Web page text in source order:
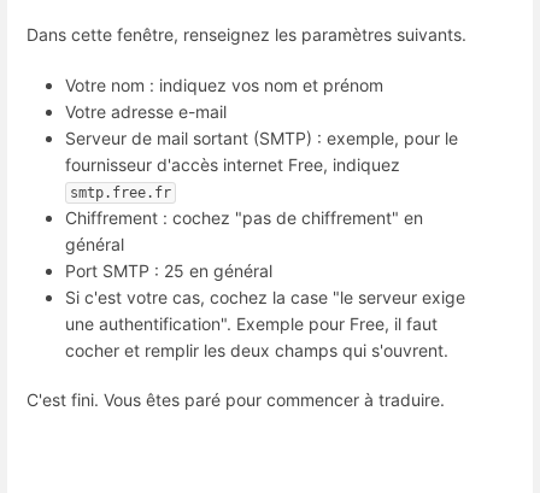
Dans cette fenêtre, renseignez les paramètres suivants.
Votre nom : indiquez vos nom et prénom
Votre adresse e-mail
Serveur de mail sortant (SMTP) : exemple, pour le
fournisseur d'accès internet Free, indiquez
smtp.free.fr
Chiffrement : cochez "pas de chiffrement" en
général
Port SMTP : 25 en général
Si c'est votre cas, cochez la case "le serveur exige
une authentification". Exemple pour Free, il faut
cocher et remplir les deux champs qui s'ouvrent.
C'est fini. Vous êtes paré pour commencer à traduire.